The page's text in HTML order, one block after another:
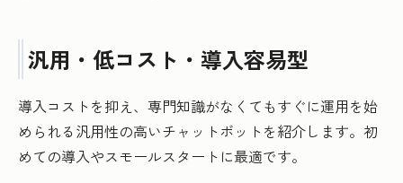
汎用・低コスト・導入容易型
導入コストを抑え、専門知識がなくてもすぐに運用を始
められる汎用性の高いチャットボットを紹介します。初
めての導入やスモールスタートに最適です。